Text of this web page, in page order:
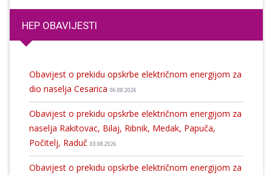
HEP OBAVIJESTI
Obavijest o prekidu opskrbe električnom energijom za
dio naselja Cesarica 06.08.2026
Obavijest o prekidu opskrbe električnom energijom za
naselja Rakitovac, Bilaj, Ribnik, Medak, Papuča,
Počitelj, Raduč 03.08.2026
Obavijest o prekidu opskrbe električnom energijom za